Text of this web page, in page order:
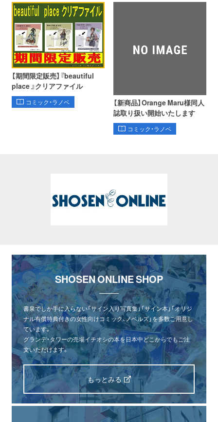
【期間限定販売】『beautiful
place 』クリアファイル
コミック・ラノベ
【新商品】Orange Maru様同人
誌取り扱い開始いたします
コミック・ラノベ
SHOSEN ONLINE SHOP
書泉でしか手に入らない「サイン入り写真集」「サイン本」「オリジ
ナル有償特典付きの女性向けコミック、ノベルズ」を多数ご用意し
ています。
グランデ・タワーの売場イチオシの本を日本中どこからでもご注
文いただけます。
もっとみる